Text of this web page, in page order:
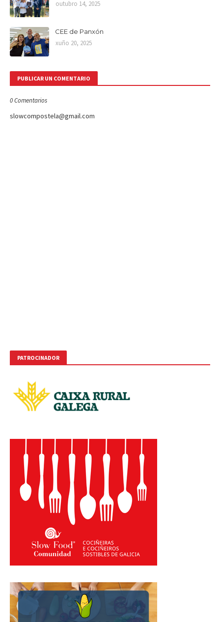
outubro 14, 2025
CEE de Panxón
xuño 20, 2025
PUBLICAR UN COMENTARIO
0 Comentarios
slowcompostela@gmail.com
PATROCINADOR